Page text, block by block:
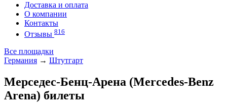
Доставка и оплата
О компании
Контакты
Отзывы 816
Все площадки
Германия → Штутгарт
Мерседес-Бенц-Арена (Mercedes-Benz
Arena) билеты